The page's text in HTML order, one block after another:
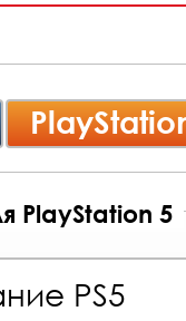
PlayStation 5
PS5